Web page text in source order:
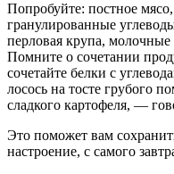
Попробуйте: постное
гранулированные
перловая крупа,
Помните о сочетании
сочетайте белки с
лосось на тосте грубого
сладкого картофеля, —
Это поможет вам
настроение, с самого